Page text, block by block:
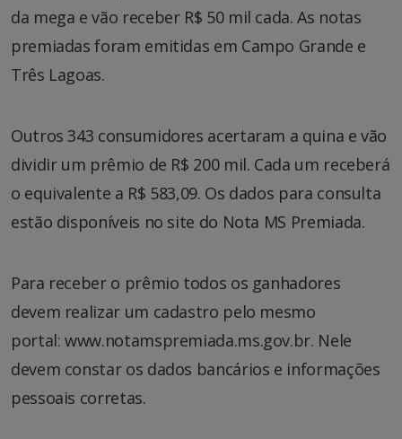
da mega e vão receber R$ 50 mil cada. As notas
premiadas foram emitidas em Campo Grande e
Três Lagoas.
Outros 343 consumidores acertaram a quina e vão
dividir um prêmio de R$ 200 mil. Cada um receberá
o equivalente a R$ 583,09. Os dados para consulta
estão disponíveis no site do Nota MS Premiada.
Para receber o prêmio todos os ganhadores
devem realizar um cadastro pelo mesmo
portal: www.notamspremiada.ms.gov.br. Nele
devem constar os dados bancários e informações
pessoais corretas.